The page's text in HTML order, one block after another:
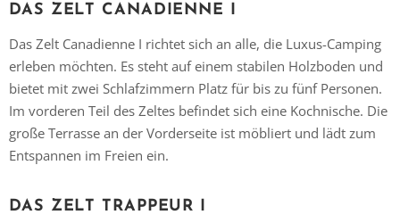
DAS ZELT CANADIENNE I
Das Zelt Canadienne I richtet sich an alle, die Luxus-Camping
erleben möchten. Es steht auf einem stabilen Holzboden und
bietet mit zwei Schlafzimmern Platz für bis zu fünf Personen.
Im vorderen Teil des Zeltes befindet sich eine Kochnische. Die
große Terrasse an der Vorderseite ist möbliert und lädt zum
Entspannen im Freien ein.
DAS ZELT TRAPPEUR I